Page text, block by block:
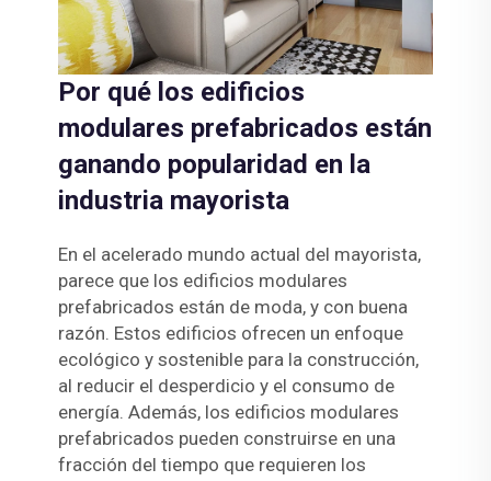
Por qué los edificios
modulares prefabricados están
ganando popularidad en la
industria mayorista
En el acelerado mundo actual del mayorista,
parece que los edificios modulares
prefabricados están de moda, y con buena
razón. Estos edificios ofrecen un enfoque
ecológico y sostenible para la construcción,
al reducir el desperdicio y el consumo de
energía. Además, los edificios modulares
prefabricados pueden construirse en una
fracción del tiempo que requieren los